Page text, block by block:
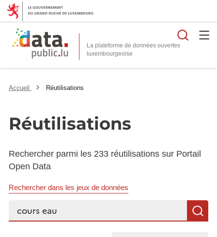
La plateforme de données ouvertes
Accueil Réutilisations
Réutilisations
Rechercher parmi les 233 réutilisations sur Portail
Open Data
Rechercher dans les jeux de données